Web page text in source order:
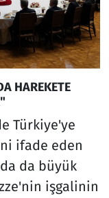
HAREKETE
Türkiye'ye
ifade eden
da büyük
işgalinin